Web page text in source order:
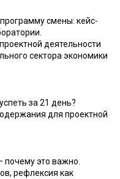
смены: кейс-
деятельности
сектора экономики
за 21 день?
для проектной
это важно.
рефлексия как